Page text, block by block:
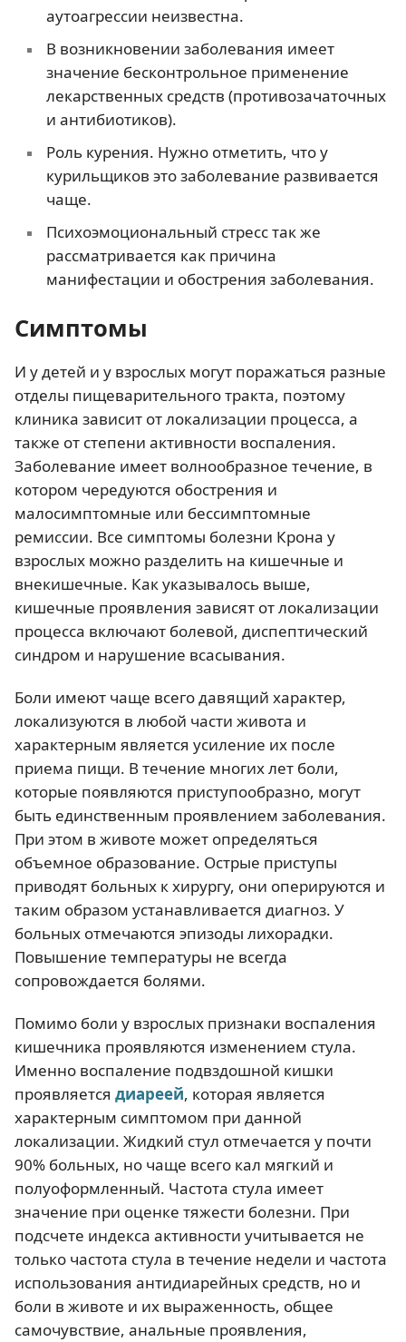
аутоагрессии неизвестна.
В возникновении заболевания имеет
значение бесконтрольное применение
лекарственных средств (противозачаточных
и антибиотиков).
Роль курения. Нужно отметить, что у
курильщиков это заболевание развивается
чаще.
Психоэмоциональный стресс так же
рассматривается как причина
манифестации и обострения заболевания.
Симптомы
И у детей и у взрослых могут поражаться разные
отделы пищеварительного тракта, поэтому
клиника зависит от локализации процесса, а
также от степени активности воспаления.
Заболевание имеет волнообразное течение, в
котором чередуются обострения и
малосимптомные или бессимптомные
ремиссии. Все симптомы болезни Крона у
взрослых можно разделить на кишечные и
внекишечные. Как указывалось выше,
кишечные проявления зависят от локализации
процесса включают болевой, диспептический
синдром и нарушение всасывания.
Боли имеют чаще всего давящий характер,
локализуются в любой части живота и
характерным является усиление их после
приема пищи. В течение многих лет боли,
которые появляются приступообразно, могут
быть единственным проявлением заболевания.
При этом в животе может определяться
объемное образование. Острые приступы
приводят больных к хирургу, они оперируются и
таким образом устанавливается диагноз. У
больных отмечаются эпизоды лихорадки.
Повышение температуры не всегда
сопровождается болями.
Помимо боли у взрослых признаки воспаления
кишечника проявляются изменением стула.
Именно воспаление подвздошной кишки
проявляется диареей, которая является
характерным симптомом при данной
локализации. Жидкий стул отмечается у почти
90% больных, но чаще всего кал мягкий и
полуоформленный. Частота стула имеет
значение при оценке тяжести болезни. При
подсчете индекса активности учитывается не
только частота стула в течение недели и частота
использования антидиарейных средств, но и
боли в животе и их выраженность, общее
самочувствие, анальные проявления,